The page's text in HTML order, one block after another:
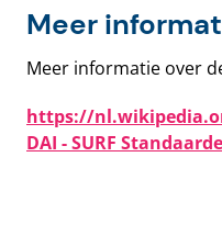
Meer
Meer informatie over
https://
DAI - SURF